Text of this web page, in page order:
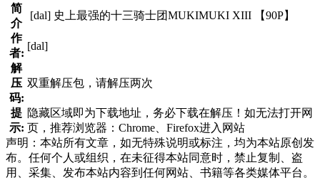
简
介
[dal] 史上最强的十三骑士团MUKIMUKI XIII 【90P】
作
者:
[dal]
解
压
码:
双重解压包，请解压两次
提
示:
隐藏区域即为下载地址，务必下载在解压！如无法打开网
页，推荐浏览器：Chrome、Firefox进入网站
声明：本站所有文章，如无特殊说明或标注，均为本站原创发
布。任何个人或组织，在未征得本站同意时，禁止复制、盗
用、采集、发布本站内容到任何网站、书籍等各类媒体平台。